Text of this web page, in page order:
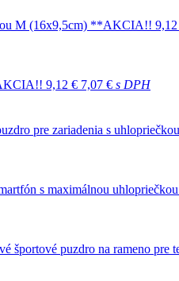
M (16x9,5cm) **AKCIA!!
9,12 € 7,07 € s DPH
pre zariadenia s
s maximálnou
športové puzdro na rameno